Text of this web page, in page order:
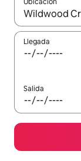
Cuando los
Llegada
Salida